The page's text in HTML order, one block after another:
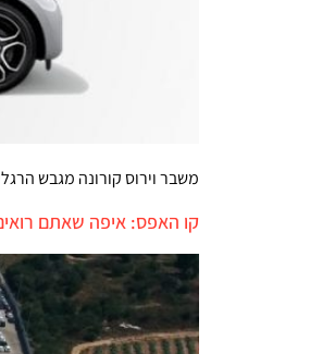
משבר וירוס קורונה מגבש
קו האפס: איפה שאתם